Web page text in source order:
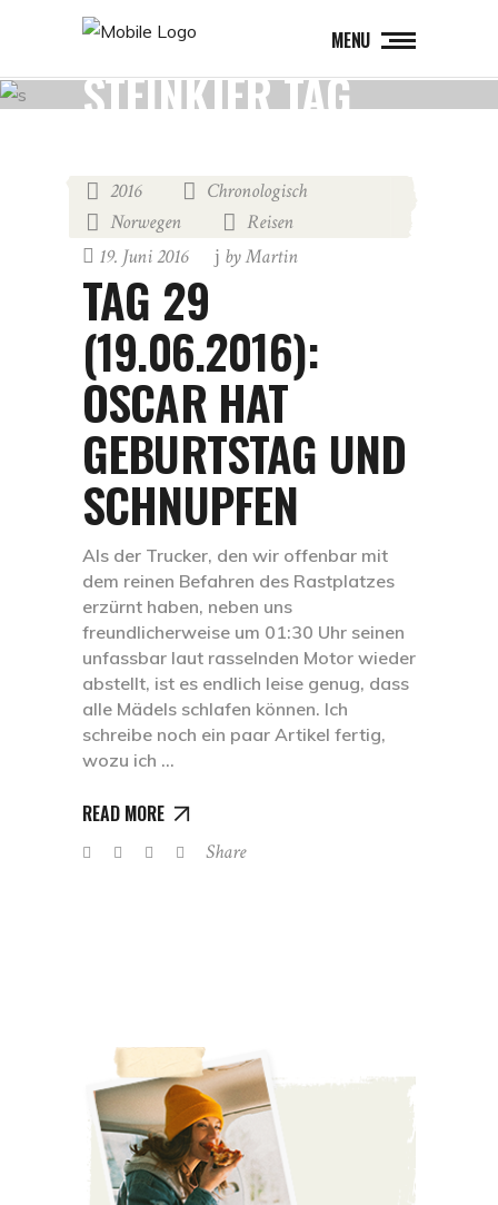
MENU
STEINKJER TAG
2016 Chronologisch
Norwegen
Reisen
19. Juni 2016
byMartin
TAG 29
(19.06.2016):
OSCAR HAT
GEBURTSTAG UND
SCHNUPFEN
Als der Trucker, den wir offenbar mit
dem reinen Befahren des Rastplatzes
erzürnt haben, neben uns
freundlicherweise um 01:30 Uhr seinen
unfassbar laut rasselnden Motor wieder
abstellt, ist es endlich leise genug, dass
alle Mädels schlafen können. Ich
schreibe noch ein paar Artikel fertig,
wozu ich
READ MORE
Share